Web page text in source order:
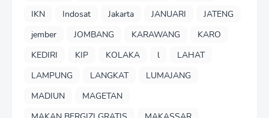
IKN
Indosat Jakarta JANUARI
JATENG
jember
JOMBANG KARAWANG
KARO
KEDIRI
KIP KOLAKA l
LAHAT
LAMPUNG
LANGKAT
LUMAJANG
MADIUN
MAGETAN